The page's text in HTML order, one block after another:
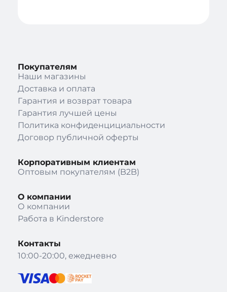
Покупателям
Наши магазины
Доставка и оплата
Гарантия и возврат товара
Гарантия лучшей цены
Политика конфиденцициальности
Договор публичной оферты
Корпоративным клиентам
Оптовым покупателям (B2B)
О компании
О компании
Работа в Kinderstore
Контакты
10:00-20:00, ежедневно